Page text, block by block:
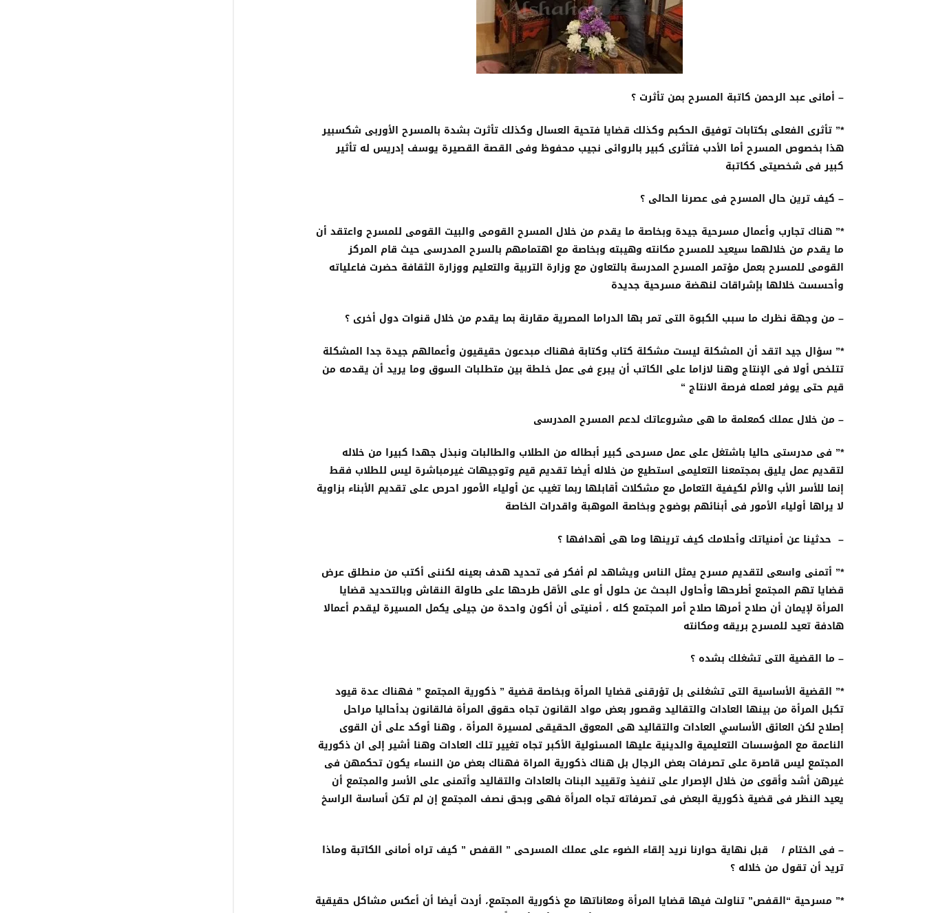
– أمانى عبد الرحمن كاتبة المسرح بمن تأثرت ؟
*” تأثرى الفعلى بكتابات توفيق الحكبم وكذلك قضايا فتحية العسال وكذلك تأثرت بشدة بالمسرح الأوربى شكسبير
هذا بخصوص المسرح أما الأدب فتأثرى كبير بالروائى نجيب محفوظ وفى القصة القصيرة يوسف إدريس له تأثير
كبير فى شخصيتى ككاتبة
– كيف ترين حال المسرح فى عصرنا الحالى ؟
*” هناك تجارب وأعمال مسرحية جيدة وبخاصة ما يقدم من خلال المسرح القومى والبيت القومى للمسرح واعتقد أن
ما يقدم من خلالهما سيعيد للمسرح مكانته وهيبته وبخاصة مع اهتمامهم بالسرح المدرسى حيث قام المركز
القومى للمسرح بعمل مؤتمر المسرح المدرسة بالتعاون مع وزارة التربية والتعليم ووزارة الثقافة حضرت فاعلياته
وأحسست خلالها بإشراقات لنهضة مسرحية جديدة
– من وجهة نظرك ما سبب الكبوة التى تمر بها الدراما المصرية مقارنة بما يقدم من خلال قنوات دول أخرى ؟
*” سؤال جيد اتقد أن المشكلة ليست مشكلة كتاب وكتابة فهناك مبدعون حقيقيون وأعمالهم جيدة جدا المشكلة
تتلخص أولا فى الإنتاج وهنا لازاما على الكاتب أن يبرع فى عمل خلطة بين متطلبات السوق وما يريد أن يقدمه من
قيم حتى يوفر لعمله فرصة الانتاج “
– من خلال عملك كمعلمة ما هى مشروعاتك لدعم المسرح المدرسى
*” فى مدرستى حاليا باشتغل على عمل مسرحى كبير أبطاله من الطلاب والطالبات ونبذل جهدا كبيرا من خلاله
لتقديم عمل يليق بمجتمعنا التعليمى استطيع من خلاله أيضا تقديم قيم وتوجيهات غيرمباشرة ليس للطلاب فقط
إنما للأسر الأب والأم لكيفية التعامل مع مشكلات أقابلها ربما تغيب عن أولياء الأمور احرص على تقديم الأبناء بزاوية
لا يراها أولياء الأمور فى أبنائهم بوضوح وبخاصة الموهبة واقدرات الخاصة
– حدثينا عن أمنياتك وأحلامك كيف ترينها وما هى أهدافها ؟
*” أتمنى واسعى لتقديم مسرح يمثل الناس ويشاهد لم أفكر فى تحديد هدف بعينه لكننى أكتب من منطلق عرض
قضايا تهم المجتمع أطرحها وأحاول البحث عن حلول أو على الأقل طرحها على طاولة النقاش وبالتحديد قضايا
المرأة لإيمان أن صلاح أمرها صلاح أمر المجتمع كله ، أمنيتى أن أكون واحدة من جيلى يكمل المسيرة ليقدم أعمالا
هادفة تعيد للمسرح بريقه ومكانته
– ما القضية التى تشغلك بشده ؟
*” القضية الأساسية التى تشغلنى بل تؤرقنى قضايا المرأة وبخاصة قضية ” ذكورية المجتمع ” فهناك عدة قيود
تكبل المرأة من بينها العادات والتقاليد وقصور بعض مواد القانون تجاه حقوق المرأة فالقانون بدأحاليا مراحل
إصلاح لكن العائق الأساسي العادات والتقاليد هى المعوق الحقيقى لمسيرة المرأة ، وهنا أوكد على أن القوى
الناعمة مع المؤسسات التعليمية والدينية عليها المسئولية الأكبر تجاه تغيير تلك العادات وهنا أشير إلى ان ذكورية
المجتمع ليس قاصرة على تصرفات بعض الرجال بل هناك ذكورية المراة فهناك بعض من النساء يكون تحكمهن فى
غيرهن أشد وأقوى من خلال الإصرار على تنفيذ وتقييد البنات بالعادات والتقاليد وأتمنى على الأسر والمجتمع أن
يعيد النظر فى قضية ذكورية البعض فى تصرفاته تجاه المرأة فهى وبحق نصف المجتمع إن لم تكن أساسة الراسخ
– فى الختام / قبل نهاية حوارنا نريد إلقاء الضوء على عملك المسرحى ” القفص ” كيف تراه أمانى الكاتبة وماذا
تريد أن تقول من خلاله ؟
*” مسرحية “القفص” تناولت فيها قضايا المرأة ومعاناتها مع ذكورية المجتمع، أردت أيضا أن أعكس مشاكل حقيقية